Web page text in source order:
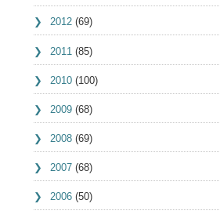
2012 (69)
2011 (85)
2010 (100)
2009 (68)
2008 (69)
2007 (68)
2006 (50)